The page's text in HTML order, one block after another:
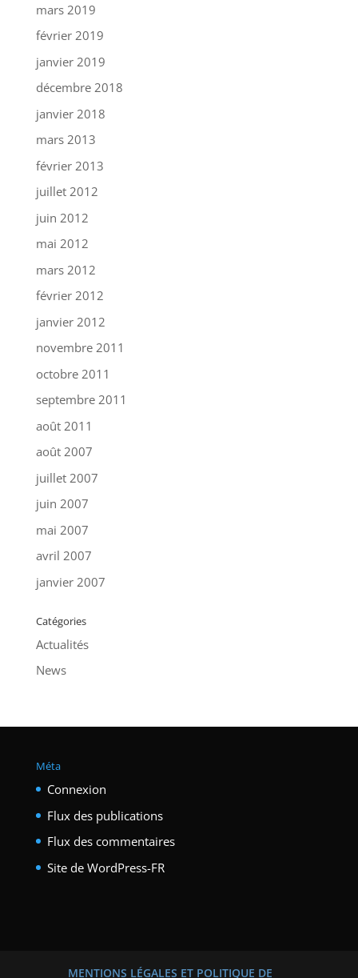
mars 2019
février 2019
janvier 2019
décembre 2018
janvier 2018
mars 2013
février 2013
juillet 2012
juin 2012
mai 2012
mars 2012
février 2012
janvier 2012
novembre 2011
octobre 2011
septembre 2011
août 2011
août 2007
juillet 2007
juin 2007
mai 2007
avril 2007
janvier 2007
Catégories
Actualités
News
Méta
Connexion
Flux des publications
Flux des commentaires
Site de WordPress-FR
MENTIONS LÉGALES ET POLITIQUE DE